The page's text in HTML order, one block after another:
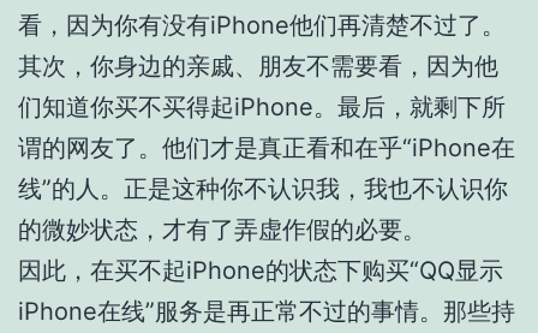
看，因为你有没有iPhone他们再清楚不过了。
其次，你身边的亲戚、朋友不需要看，因为他
们知道你买不买得起iPhone。最后，就剩下所
谓的网友了。他们才是真正看和在乎“iPhone在
线”的人。正是这种你不认识我，我也不认识你
的微妙状态，才有了弄虚作假的必要。
因此，在买不起iPhone的状态下购买“QQ显示
iPhone在线”服务是再正常不过的事情。那些持